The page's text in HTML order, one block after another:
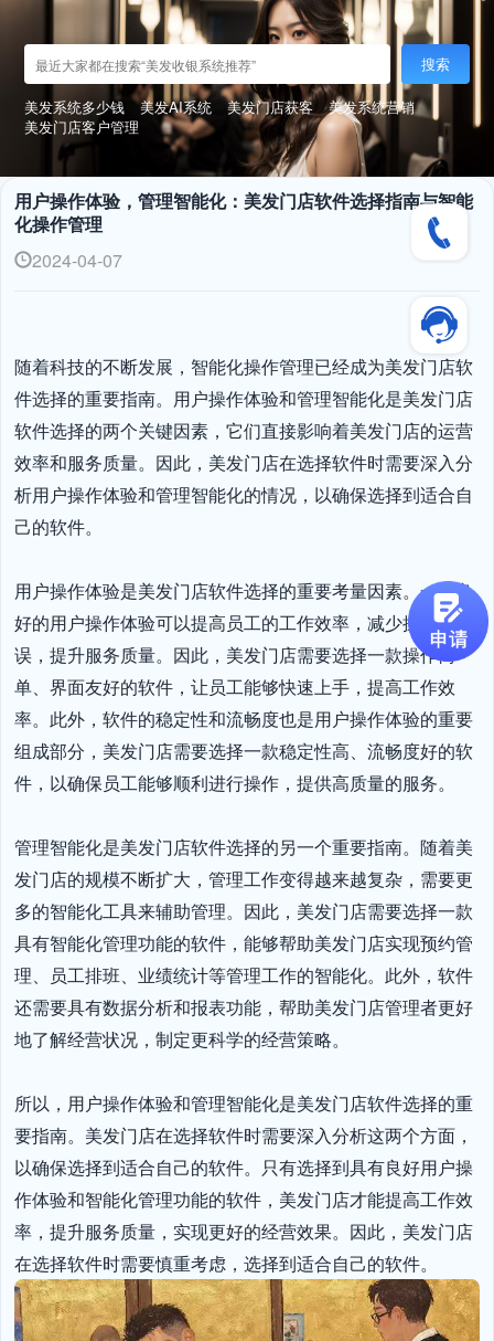
搜索
美发系统多少钱 美发AI系统 美发门店获客
美发系统营销
美发门店客户管理
用户操作体验，管理智能化：美发门店软件选择指南与智能
化操作管理
2024-04-07
随着科技的不断发展，智能化操作管理已经成为美发门店软
件选择的重要指南。用户操作体验和管理智能化是美发门店
软件选择的两个关键因素，它们直接影响着美发门店的运营
效率和服务质量。因此，美发门店在选择软件时需要深入分
析用户操作体验和管理智能化的情况，以确保选择到适合自
己的软件。
用户操作体验是美发门店软件选择的重要考量因素。一个良
好的用户操作体验可以提高员工的工作效率，减少操作失
误，提升服务质量。因此，美发门店需要选择一款操作简
单、界面友好的软件，让员工能够快速上手，提高工作效
率。此外，软件的稳定性和流畅度也是用户操作体验的重要
组成部分，美发门店需要选择一款稳定性高、流畅度好的软
件，以确保员工能够顺利进行操作，提供高质量的服务。
管理智能化是美发门店软件选择的另一个重要指南。随着美
发门店的规模不断扩大，管理工作变得越来越复杂，需要更
多的智能化工具来辅助管理。因此，美发门店需要选择一款
具有智能化管理功能的软件，能够帮助美发门店实现预约管
理、员工排班、业绩统计等管理工作的智能化。此外，软件
还需要具有数据分析和报表功能，帮助美发门店管理者更好
地了解经营状况，制定更科学的经营策略。
所以，用户操作体验和管理智能化是美发门店软件选择的重
要指南。美发门店在选择软件时需要深入分析这两个方面，
以确保选择到适合自己的软件。只有选择到具有良好用户操
作体验和智能化管理功能的软件，美发门店才能提高工作效
率，提升服务质量，实现更好的经营效果。因此，美发门店
在选择软件时需要慎重考虑，选择到适合自己的软件。